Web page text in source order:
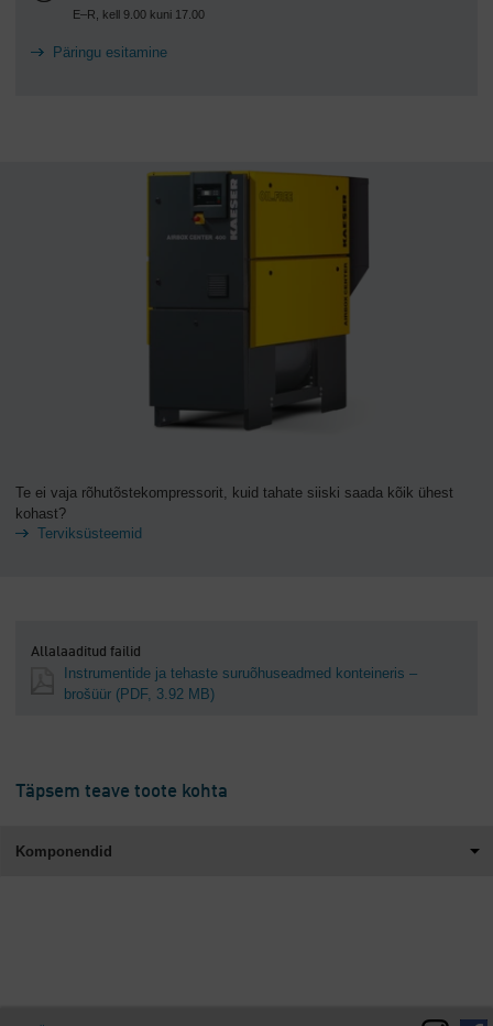
E–R, kell 9.00 kuni 17.00
Päringu esitamine
Te ei vaja rõhutõstekompressorit, kuid tahate siiski saada kõik ühest
kohast?
Terviksüsteemid
Allalaaditud failid
Instrumentide ja tehaste suruõhuseadmed konteineris –
brošüür (PDF, 3.92 MB)
Täpsem teave toote kohta
Komponendid